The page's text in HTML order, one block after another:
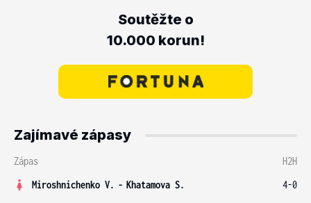
Soutěžte o
10.000 korun!
Zajímavé zápasy
Zápas
H2H
Miroshnichenko V. - Khatamova S.
4-0